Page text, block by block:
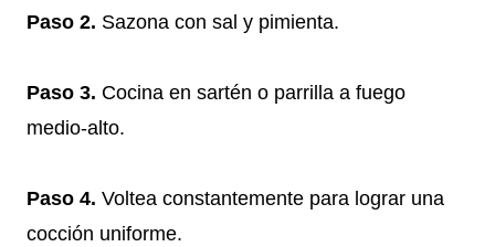
Paso 2. Sazona con sal y pimienta.
Paso 3. Cocina en sartén o parrilla a fuego
medio-alto.
Paso 4. Voltea constantemente para lograr una
cocción uniforme.